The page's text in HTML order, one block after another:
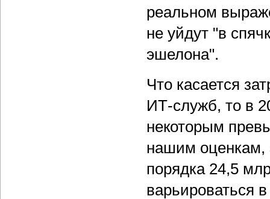
реальном
не уйдут "в
эшелона".
Что касается
ИТ-служб, то в
некоторым
нашим оценкам,
порядка 24,5
варьироваться